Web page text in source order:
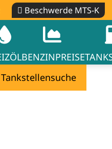
Beschwerde MTS-K
BENZINPREISE
Tankstellensuche